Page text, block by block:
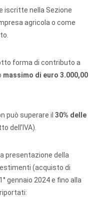
iscritte nella Sezione
agricola o come
forma di contributo a
massimo di euro 3.000,00
può superare il 30% delle
dell’IVA).
presentazione della
(acquisto di
gennaio 2024 e fino alla